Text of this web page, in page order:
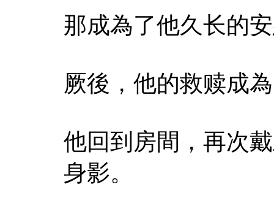
那成為了他久长的
厥後，他的救赎成
他回到房間，再次
身影。